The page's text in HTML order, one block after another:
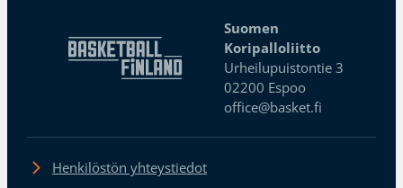
Suomen
Koripalloliitto
Urheilupuistontie 3
02200 Espoo
office@basket.fi
Henkilöstön yhteystiedot